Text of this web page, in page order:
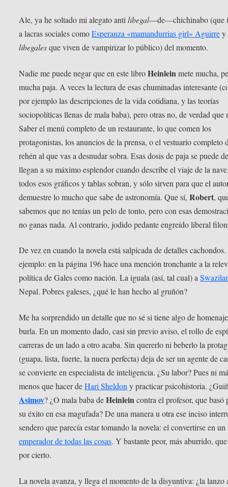
Ale, ya he soltado mi alegato antilibegal—de—chichinabo (que
a lacras sociales comoEsperanza «mamandurrias girl» Aguirrey
libegalesque viven de vampirizar lo público) del momento.
Nadie me puede negar que en este libroHeinleinmete mucha,
mucha paja. A veces la lectura de esas chuminadas interesante
por ejemplo las descripciones de la vida cotidiana, y las teorías
sociopolíticas llenas de mala baba), pero otras no, de verdad que
Saber el menú completo de un restaurante, lo que comen los
protagonistas, los anuncios de la prensa, o el vestuario completo
rehén al que vas a desnudar sobra. Esas dosis de paja se puede
llegan a su máximo esplendor cuando describe el viaje de la
todos esos gráficos y tablas sobran, y sólo sirven para que el
demuestre lo mucho que sabe de astronomía. Que sí,Robert,
sabemos que no tenías un pelo de tonto, pero con esas
no ganas nada. Al contrario, jodido pedante engreído liberal
De vez en cuando la novela está salpicada de detalles
ejemplo: en la página 196 hace una mención tronchante a la
política de Gales como nación. La iguala (así, tal cual) a
Nepal. Pobres galeses, ¿qué le han hecho al gruñón?
Me ha sorprendido un detalle que no sé si tiene algo de
burla. En un momento dado, casi sin previo aviso, el rollo de
carreras de un lado a otro acaba. Sin quererlo ni beberlo la
(guapa, lista, fuerte, la nuera perfecta) deja de ser un agente de
se convierte en especialista de inteligencia. ¿Su labor? Pues ni
menos que hacer deHari Sheldony practicar psicohistoria.
Asimov? ¿O mala baba deHeinleincontra el profesor, que basó
su éxito en esa magufada? De una manera u otra ese inciso
sendero que parecía estar tomando la novela: el convertirse en un
emperador de todas las cosas. Y bastante peor, más aburrido,
por cierto.
La novela avanza, y llega el momento de la disyuntiva: ¿la lanzo